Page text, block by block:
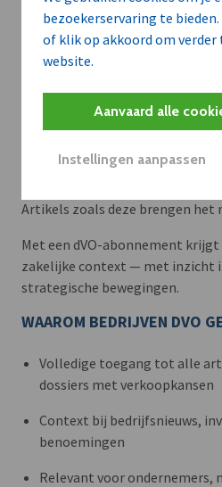
bezoekerservaring te bieden.
of klik op akkoord om verder
website.
Aanvaard alle
Instellingen aanpassen
Meer context.
Artikels zoals deze brengen het
Met een dVO-abonnement krijgt
zakelijke context — met inzicht
strategische bewegingen.
WAAROM BEDRIJVEN DVO
Volledige toegang tot alle
dossiers met verkoopkansen
Context bij bedrijfsnieuws,
benoemingen
Relevant voor ondernemers,